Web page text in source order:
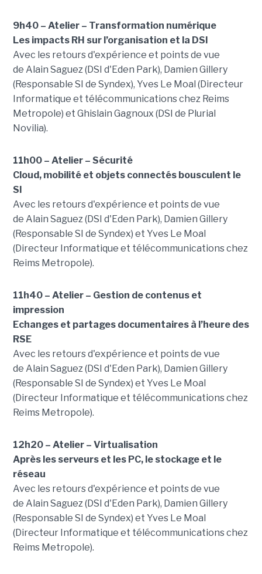
9h40 – Atelier – Transformation numérique
Les impacts RH sur l’organisation et la DSI
Avec les retours d'expérience et points de vue
de Alain Saguez (DSI d'Eden Park), Damien Gillery
(Responsable SI de Syndex), Yves Le Moal (Directeur
Informatique et télécommunications chez Reims
Metropole) et Ghislain Gagnoux (DSI de Plurial
Novilia).
11h00 – Atelier – Sécurité
Cloud, mobilité et objets connectés bousculent le
SI
Avec les retours d'expérience et points de vue
de Alain Saguez (DSI d'Eden Park), Damien Gillery
(Responsable SI de Syndex) et Yves Le Moal
(Directeur Informatique et télécommunications chez
Reims Metropole).
11h40 – Atelier – Gestion de contenus et
impression
Echanges et partages documentaires à l’heure des
RSE
Avec les retours d'expérience et points de vue
de Alain Saguez (DSI d'Eden Park), Damien Gillery
(Responsable SI de Syndex) et Yves Le Moal
(Directeur Informatique et télécommunications chez
Reims Metropole).
12h20 – Atelier – Virtualisation
Après les serveurs et les PC, le stockage et le
réseau
Avec les retours d'expérience et points de vue
de Alain Saguez (DSI d'Eden Park), Damien Gillery
(Responsable SI de Syndex) et Yves Le Moal
(Directeur Informatique et télécommunications chez
Reims Metropole).